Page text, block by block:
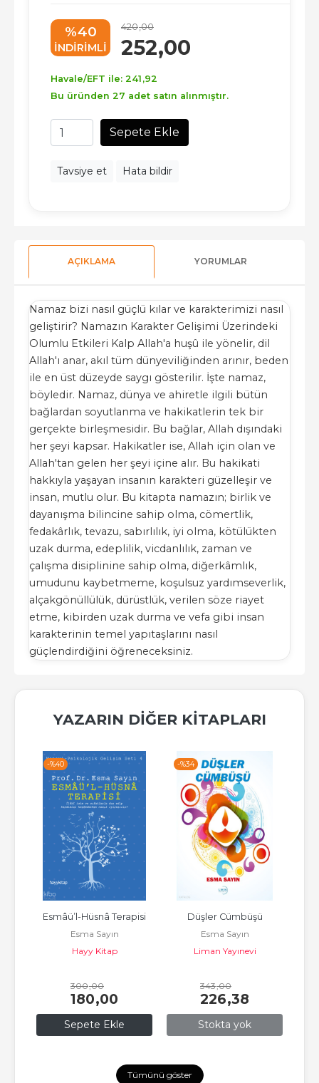
%40
INDIRIMLI
420,00
252,00
Havale/EFT ile: 241 ,92
Bu üründen 27 adet satın alınmıştır.
Sepete Ekle
Tavsiye et Hata bildir
AÇIKLAMA YORUMLAR
Namaz bizi nasıl güçlü kılar ve karakterimizi nasıl
geliştirir? Namazın Karakter Gelişimi Üzerindeki
Olumlu Etkileri Kalp Allah'a huşû ile yönelir, dil
Allah'ı anar, akıl tüm dünyeviliğinden arınır, beden
ile en üst düzeyde saygı gösterilir. İşte namaz,
böyledir. Namaz, dünya ve ahiretle ilgili bütün
bağlardan soyutlanma ve hakikatlerin tek bir
gerçekte birleşmesidir. Bu bağlar, Allah dışındaki
her şeyi kapsar. Hakikatler ise, Allah için olan ve
Allah'tan gelen her şeyi içine alır. Bu hakikati
hakkıyla yaşayan insanın karakteri güzelleşir ve
insan, mutlu olur. Bu kitapta namazın; birlik ve
dayanışma bilincine sahip olma, cömertlik,
fedakârlık, tevazu, sabırlılık, iyi olma, kötülükten
uzak durma, edeplilik, vicdanlılık, zaman ve
çalışma disiplinine sahip olma, diğerkâmlık,
umudunu kaybetmeme, koşulsuz yardımseverlik,
alçakgönüllülük, dürüstlük, verilen söze riayet
etme, kibirden uzak durma ve vefa gibi insan
karakterinin temel yapıtaşlarını nasıl
güçlendirdiğini öğreneceksiniz.
YAZARIN DIĞER KITAPLARI
-%40
Sepete Ekle
Esmâü’l-Hüsnâ Terapisi
Esma Sayın
Hayy Kitap
300,00
180,00
-%34
Stokta yok
Düşler Cümbüşü
Esma Sayın
Liman Yayınevi
343,00
226,38
Tümünü göster